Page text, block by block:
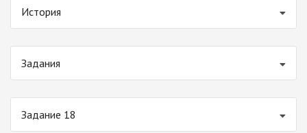
История
Задания
Задание 18